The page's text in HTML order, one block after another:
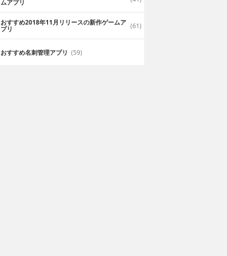
ムアプリ
おすすめ2018年11月リリースの新作ゲームア
プリ (61)
おすすめ名刺管理アプリ (59)